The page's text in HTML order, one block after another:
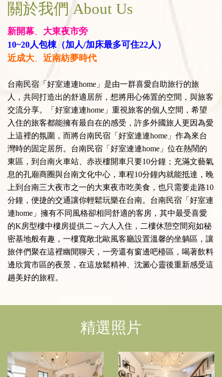
關於我們 About Us
新開幕、 大東夜市旁
10~20人包棟（加人/加床最多可住22人）
近成大、 近南紡夢時代
台南民宿「好室連連home」是由一群喜愛自助旅行的旅
人，共同打造出的舒適居所，想將用心佈置的空間，與旅客
交流分享。「好室連連home」重視旅客的個人空間，希望
入住的旅客都能擁有最自在的感受，許多外國旅人更因為愛
上這裡的氛圍，而將台南民宿「好室連連home」作為來台
灣時的固定居所。台南民宿「好室連連home」位在熱鬧的
東區，到台南火車站、赤崁樓開車只要10分鐘；充滿文藝氣
息的孔廟商圈與台南文化中心，車程10分鐘內就能抵達，晚
上到台南三大夜市之一的大東夜市吃美食，也只需要走路10
分鐘，便捷的交通讓你輕鬆玩樂在台南。台南民宿「好室連
連home」擁有不同風格卻相同舒適的客房，其中最受喜愛
的K房型樓中樓房提供二～六人入住，二樓休憩空間宛如秘
密基地般有趣，一樓寬敞北歐風客廳設置溫馨的坐躺區，讓
旅伴們聚在這裡幽閒聊天，一旁還有窗邊吧檯區，喝著飲料
邊欣賞市區的夜景，在這放鬆精神、沈澱心靈後重新感受這
趟美好的旅程。
精選照片